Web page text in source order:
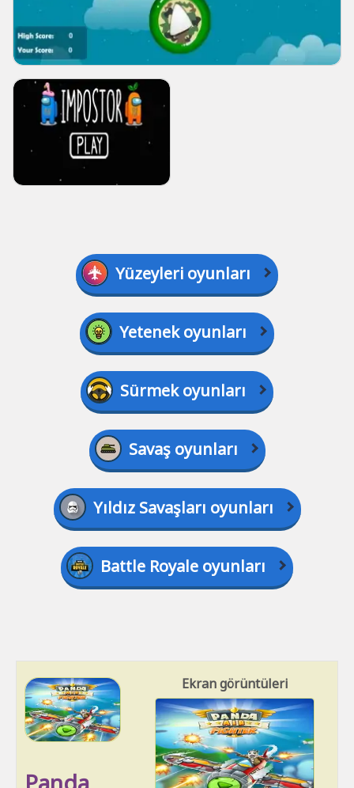
Yüzeyleri oyunları
Yetenek oyunları
Sürmek oyunları
Savaş oyunları
Yıldız Savaşları oyunları
Battle Royale oyunları
Ekran görüntüleri